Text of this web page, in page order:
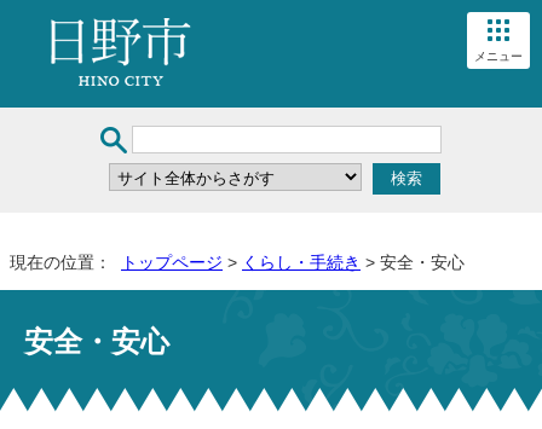
メニュー
現在の位置： トップページ > くらし・手続き > 安全・安心
安全・安心